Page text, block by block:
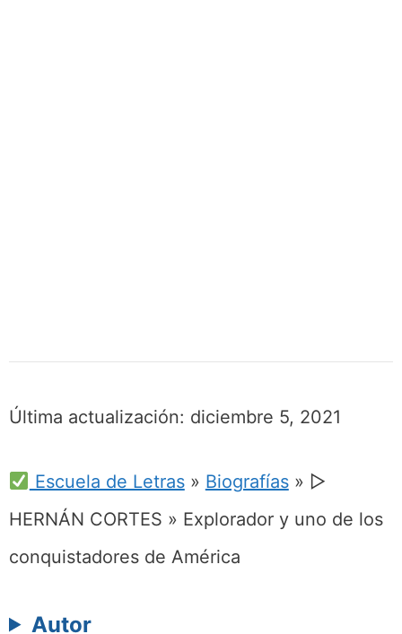
Última actualización: diciembre 5, 2021
Escuela de Letras» Biografías» ▷
HERNÁN CORTES » Explorador y uno de los
conquistadores de América
Autor